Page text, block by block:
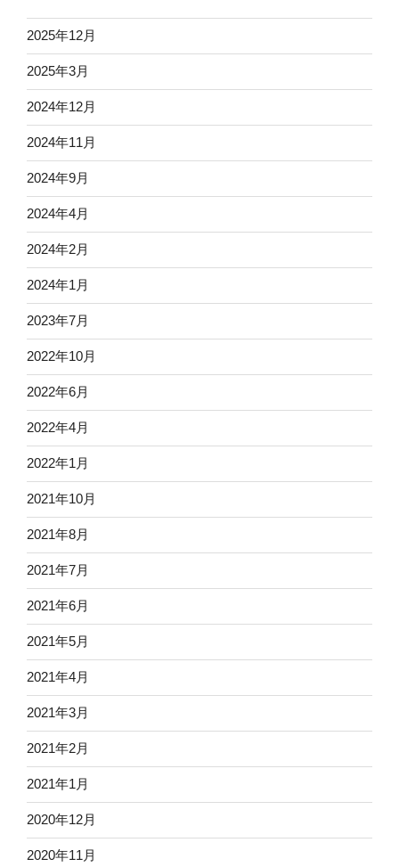
2025年12月
2025年3月
2024年12月
2024年11月
2024年9月
2024年4月
2024年2月
2024年1月
2023年7月
2022年10月
2022年6月
2022年4月
2022年1月
2021年10月
2021年8月
2021年7月
2021年6月
2021年5月
2021年4月
2021年3月
2021年2月
2021年1月
2020年12月
2020年11月